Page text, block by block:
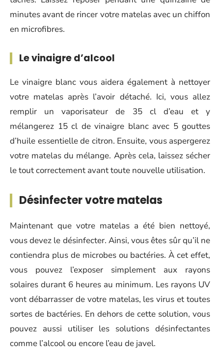
minutes avant de rincer votre matelas avec un chiffon
en microfibres.
Le vinaigre d’alcool
Le vinaigre blanc vous aidera également à nettoyer
votre matelas après l’avoir détaché. Ici, vous allez
remplir un vaporisateur de 35 cl d’eau et y
mélangerez 15 cl de vinaigre blanc avec 5 gouttes
d’huile essentielle de citron. Ensuite, vous aspergerez
votre matelas du mélange. Après cela, laissez sécher
le tout correctement avant toute nouvelle utilisation.
Désinfecter votre matelas
Maintenant que votre matelas a été bien nettoyé,
vous devez le désinfecter. Ainsi, vous êtes sûr qu’il ne
contiendra plus de microbes ou bactéries. À cet effet,
vous pouvez l’exposer simplement aux rayons
solaires durant 6 heures au minimum. Les rayons UV
vont débarrasser de votre matelas, les virus et toutes
sortes de bactéries. En dehors de cette solution, vous
pouvez aussi utiliser les solutions désinfectantes
comme l’alcool ou encore l’eau de javel.